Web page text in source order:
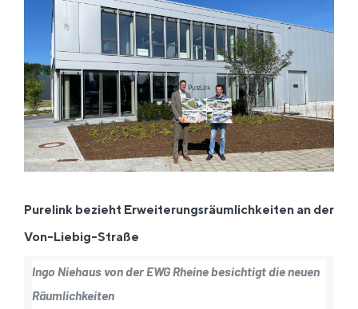
Zeige
grösseres
Purelink bezieht Erweiterungsräumlichkeiten an der
Von-Liebig-Straße
Ingo Niehaus von der EWG Rheine besichtigt die neuen
Räumlichkeiten